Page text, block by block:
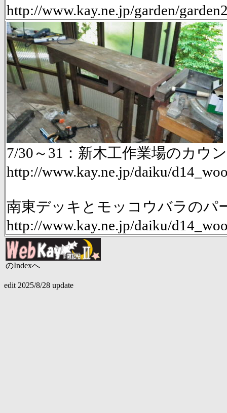
http://www.kay.ne.jp/garden/
7/30～31：新木工作業場のカウ
http://www.kay.ne.jp/daiku/
南東デッキとモッコウバラのパ
http://www.kay.ne.jp/daiku/
のIndexへ
edit 2025/8/28 update